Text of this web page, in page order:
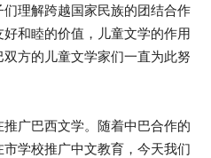
理解跨越国家民族的团结合作
和睦的价值，儿童文学的作用
方的儿童文学家们一直为此努
广巴西文学。随着中巴合作的
学校推广中文教育，今天我们